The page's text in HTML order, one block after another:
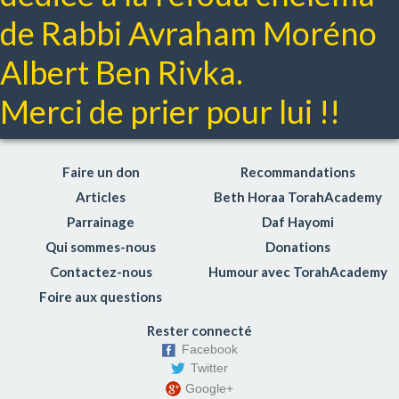
Lois du mariage
Respect des parents
Hochen michpat: Le droit civil
Gueniza
Coaching Toraïque
Choul'han Aroukh Hayomi
Le sens des Mitsvot
Torahdiction
Dico-Torah
Enjeux de société
Chidoukhim (rencontres)
de Rabbi Avraham Moréno
Albert Ben Rivka.
Merci de prier pour lui !!
Faire un don
Articles
Parrainage
Qui sommes-nous
Contactez-nous
Foire aux questions
Recommandations
Beth Horaa TorahAcademy
Daf Hayomi
Donations
Humour avec TorahAcademy
Rester connecté
Facebook
Twitter
Google+